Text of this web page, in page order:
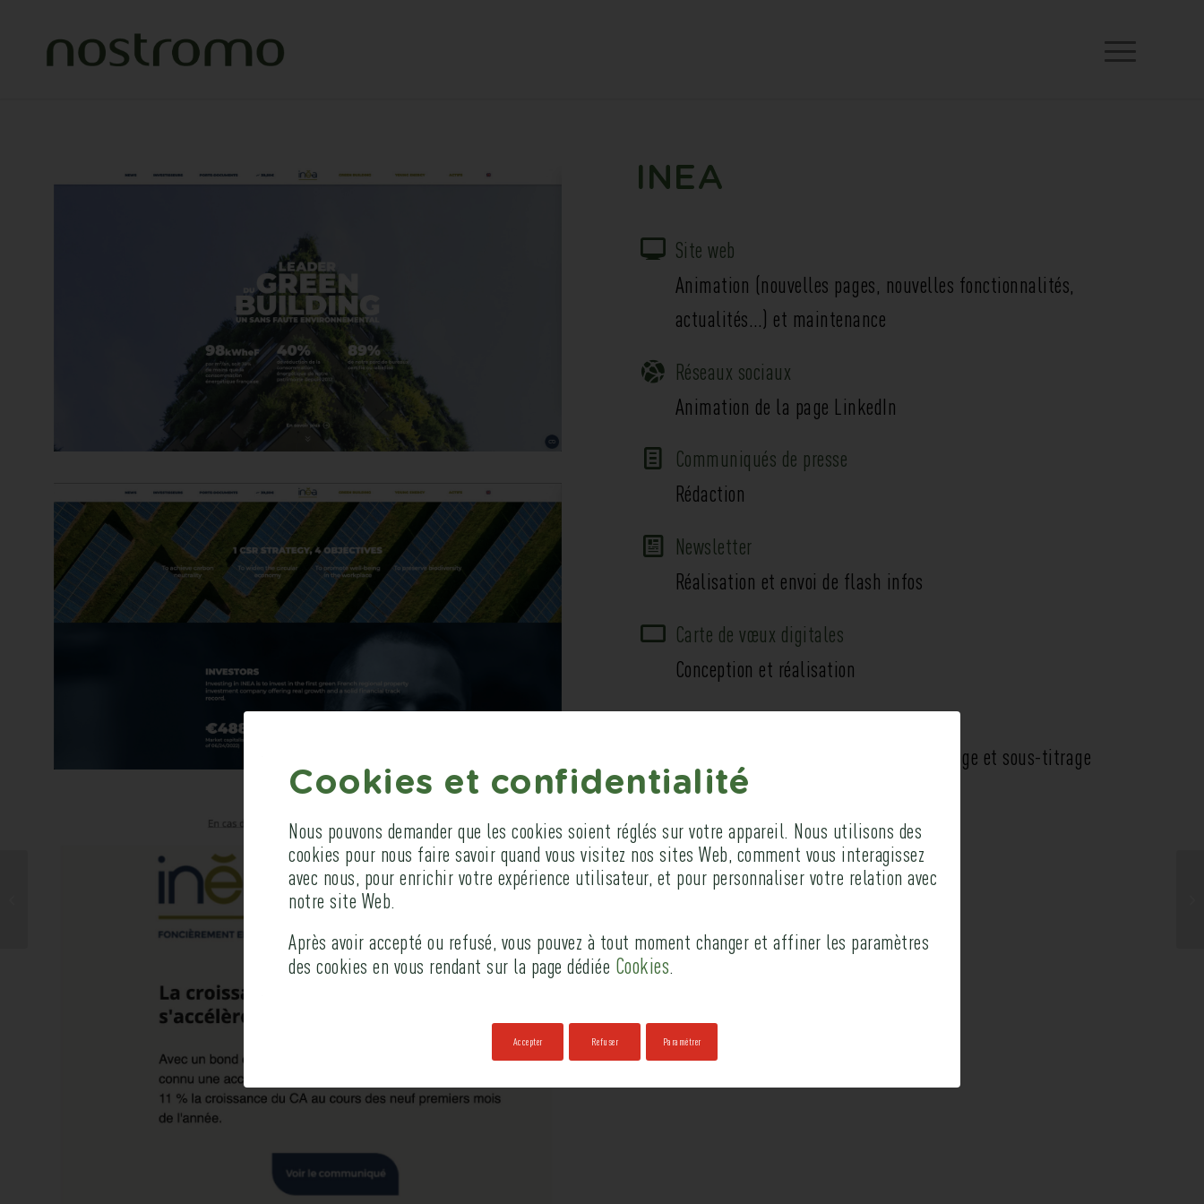
Cookies et confidentialité
Nous pouvons demander que les cookies soient réglés sur votre appareil. Nous utilisons des
cookies pour nous faire savoir quand vous visitez nos sites Web, comment vous interagissez
avec nous, pour enrichir votre expérience utilisateur, et pour personnaliser votre relation avec
notre site Web.
Après avoir accepté ou refusé, vous pouvez à tout moment changer et affiner les paramètres
des cookies en vous rendant sur la page dédiée Cookies.
Accepter Refuser Paramétrer
INEA
Site web
Animation (nouvelles pages, nouvelles fonctionnalités,
actualités…) et maintenance
Réseaux sociaux
Animation de la page LinkedIn
Communiqués de presse
Rédaction
Newsletter
Réalisation et envoi de flash infos
Carte de vœux digitales
Conception et réalisation
Réalisation : scénario, tournage, montage et sous-titrage
fonciere-inea.com